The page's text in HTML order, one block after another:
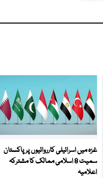
غزہ میں اسرائیلی کارروائیوں پر پاکستان
سمیت 8 اسلامی ممالک کا مشترکہ
اعلامیہ